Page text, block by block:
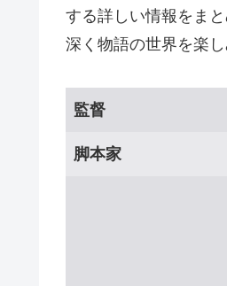
する詳しい情報をま
深く物語の世界を楽し
監督
脚本家